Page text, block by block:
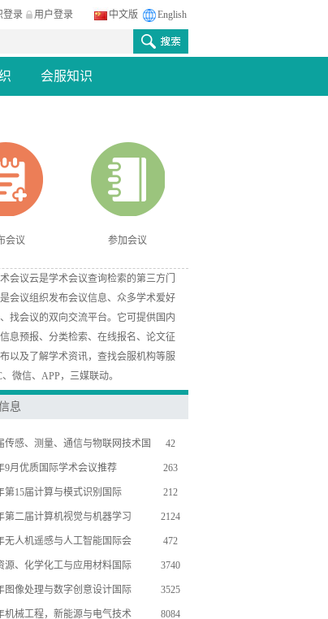
中文版 English
登录 用户登录
会服知识
会议 参加会议
会议云是学术会议查询检索的第三方门
会议组织发布会议信息、众多学术爱好
找会议的双向交流平台。它可提供国内
息预报、分类检索、在线报名、论文征
以及了解学术资讯，查找会服机构等服
微信、APP，三媒联动。
息
传感、测量、通信与物联网技术国 42
9月优质国际学术会议推荐 263
第15届计算与模式识别国际 212
第二届计算机视觉与机器学习 2124
无人机遥感与人工智能国际会 472
源、化学化工与应用材料国际 3740
图像处理与数字创意设计国际 3525
机械工程，新能源与电气技术 8084